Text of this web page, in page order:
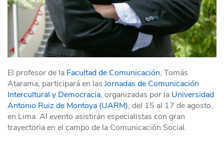
El profesor de la Facultad de Comunicación, Tomás
Atarama, participará en las Jornadas de Comunicación
Intercultural y Democracia, organizadas por la Universidad
Antonio Ruiz de Montoya (UARM), del 15 al 17 de agosto,
en Lima. Al evento asistirán especialistas con gran
trayectoria en el campo de la Comunicación Social.